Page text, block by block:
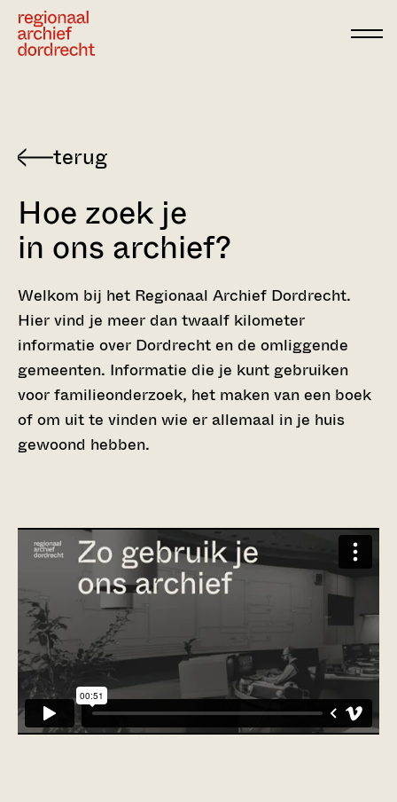
Hoe zoek je
in ons archief?
Welkom bij het Regionaal Archief Dordrecht.
Hier vind je meer dan twaalf kilometer
informatie over Dordrecht en de omliggende
gemeenten. Informatie die je kunt gebruiken
voor familieonderzoek, het maken van een boek
of om uit te vinden wie er allemaal in je huis
gewoond hebben.